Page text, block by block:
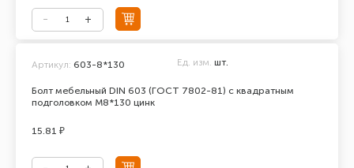
Болт мебельный DIN 603 (ГОСТ 7802-81) с квадратным
подголовком М8*130 цинк
Артикул: 603-8*130 Ед. изм. шт.
15.81 ₽